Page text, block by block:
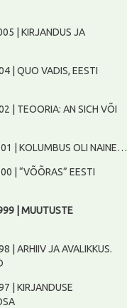
| KIRJANDUS JA
| QUO VADIS, EESTI
| TEOORIA: AN SICH VÕI
| KOLUMBUS OLI NAINE…
| “VÕÕRAS” EESTI
| MUUTUSTE
| ARHIIV JA AVALIKKUS.
| KIRJANDUSE